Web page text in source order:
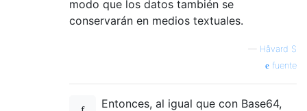
modo que los datos también se
conservarán en medios textuales.
— Håvard S
fuente
Entonces, al igual que con Base64,